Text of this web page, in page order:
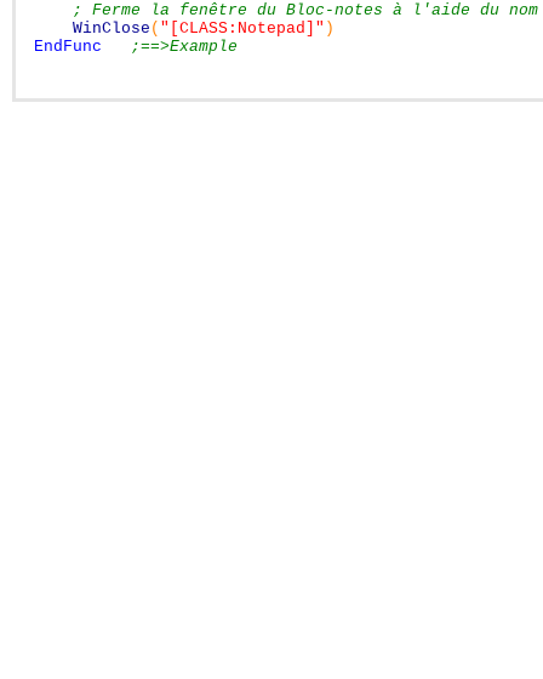
; Ferme la fenêtre du Bloc-notes à l'aide du
WinClose ( "[CLASS:Notepad]" )
EndFunc
;==>Example